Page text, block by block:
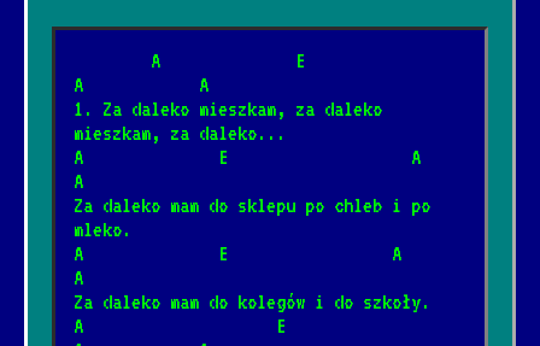
Lewe lewe loff
20.11.2024 [Kult]📺
25.06.2025 [Maryla Rodowicz] 📺
*
A            A
1. Za daleko mieszkam, za daleko
mieszkam, za daleko...
A              E                   A
A
Za daleko mam do sklepu po chleb i po
mleko.
A              E                 A
A
Za daleko mam do kolegów i do szkoły.
A                    E